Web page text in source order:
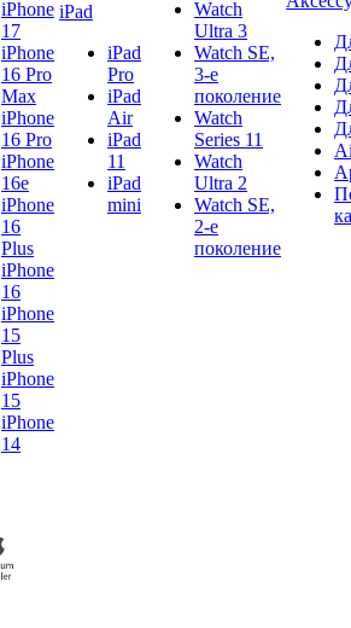
iPhone
17
iPhone
16 Pro
Max
iPhone
16 Pro
iPhone
16e
iPhone
16
Plus
iPhone
16
iPhone
15
Plus
iPhone
15
iPhone
14
iPad
iPad
Pro
iPad
Air
iPad
11
iPad
mini
Watch
Ultra 3
Watch SE,
3-е
поколение
Watch
Series 11
Watch
Ultra 2
Watch SE,
2-е
поколение